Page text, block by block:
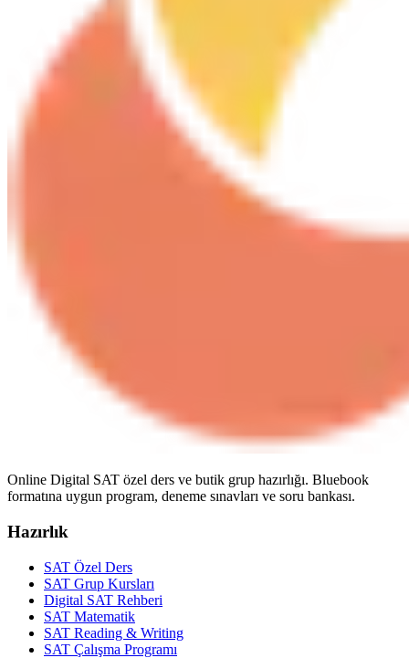
Online Digital SAT özel ders ve butik grup hazırlığı. Bluebook
formatına uygun program, deneme sınavları ve soru bankası.
Hazırlık
SAT Özel Ders
SAT Grup Kursları
Digital SAT Rehberi
SAT Matematik
SAT Reading & Writing
SAT Çalışma Programı